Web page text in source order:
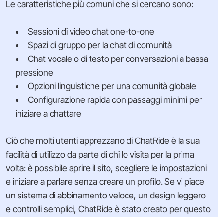
Le caratteristiche più comuni che si cercano sono:
Sessioni di video chat one-to-one
Spazi di gruppo per la chat di comunità
Chat vocale o di testo per conversazioni a bassa
pressione
Opzioni linguistiche per una comunità globale
Configurazione rapida con passaggi minimi per
iniziare a chattare
Ciò che molti utenti apprezzano di ChatRide è la sua
facilità di utilizzo da parte di chi lo visita per la prima
volta: è possibile aprire il sito, scegliere le impostazioni
e iniziare a parlare senza creare un profilo. Se vi piace
un sistema di abbinamento veloce, un design leggero
e controlli semplici, ChatRide è stato creato per questo